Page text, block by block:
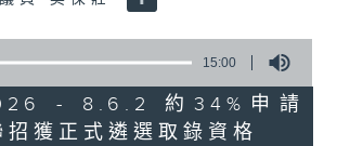
15:00
- 8.6.2 約34%申請
招獲正式遴選取錄資格